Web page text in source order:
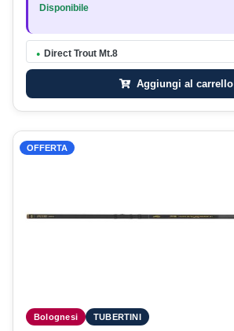
Disponibile
● Direct Trout Mt.8
Aggiungi al carrello
OFFERTA
Bolognesi TUBERTINI